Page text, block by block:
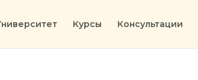
Курсы Консультации